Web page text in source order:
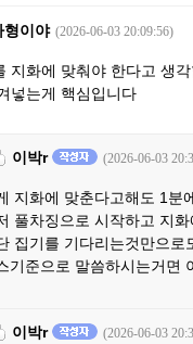
형이야 (2026-06-03 20:09:56)
지화에 맞춰야 한다고 생
넣는게 핵심입니다
이박r (2026-06-03
지화에 맞춘다고해도 1분
풀차징으로 시작하고 지
집기를 기다리는것만으로
기준으로 말씀하시는거면
이박r (2026-06-03